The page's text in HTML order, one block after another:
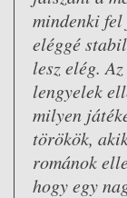
mindenki
eléggé
lesz elég.
lengyelek
milyen
törökök,
románok
hogy egy